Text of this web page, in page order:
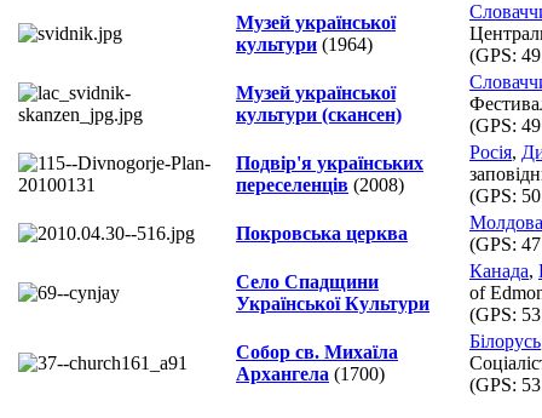
Музей української
культури (1964)
(GPS:
Музей української
культури (скансен)
(GPS:
Подвір'я українських
переселенців (2008)
Росія,
(GPS:
Покровська церква
Молдова
(GPS:
Село Спадщини
Української Культури
Канада,
of
(GPS:
Собор св. Михаїла
Архангела (1700)
Білорусь
(GPS: